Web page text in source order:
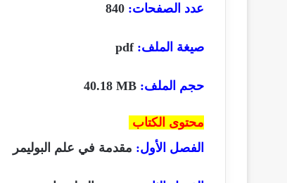
عدد الصفحات: 840
صيغة الملف:pdf
حجم الملف: 40.18 MB
محتوى الكتاب
الفصل الأول: مقدمة في علم البوليمر